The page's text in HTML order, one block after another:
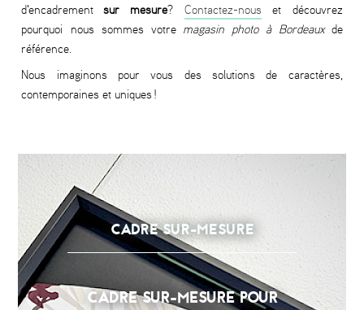
d'encadrement sur mesure? Contactez-nous et découvrez
pourquoi nous sommes votre magasin photo à Bordeauxde
référence.
Nous imaginons pour vous des solutions de caractères,
contemporaines et uniques !
CADRE SUR-MESURE
CADRE SUR-MESURE POUR